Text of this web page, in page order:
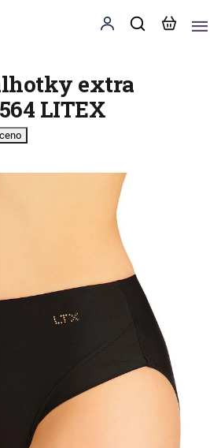
extra
LITEX